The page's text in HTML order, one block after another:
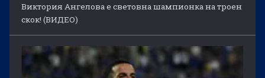
Виктория Ангелова е световна шампионка на троен
скок! (ВИДЕО)